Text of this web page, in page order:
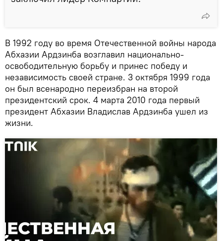
В 1992 году во время Отечественной войны народа
Абхазии Ардзинба возглавил национально-
освободительную борьбу и принес победу и
независимость своей стране. 3 октября 1999 года
он был всенародно переизбран на второй
президентский срок. 4 марта 2010 года первый
президент Абхазии Владислав Ардзинба ушел из
жизни.